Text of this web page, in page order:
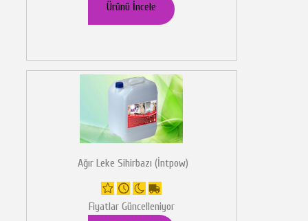
Ürünü İncele
Ağır Leke Sihirbazı (İntpow)
Fiyatlar Güncelleniyor